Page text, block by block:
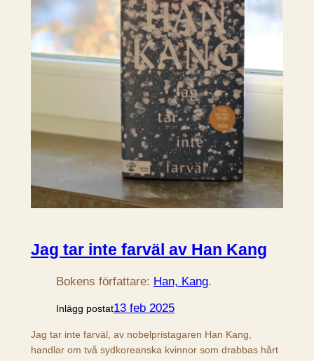
Jag tar inte farväl av Han Kang
Bokens författare: Han, Kang.
Inlägg postat13 feb 2025
Jag tar inte farväl, av nobelpristagaren Han Kang,
handlar om två sydkoreanska kvinnor som drabbas hårt